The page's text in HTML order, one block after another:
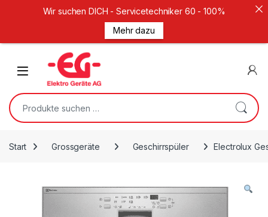
Open
Suche nach:
Start Grossgeräte Geschirrspüler Electrolux
Wir suchen DICH - Servicetechniker 60 - 100%
Mehr dazu